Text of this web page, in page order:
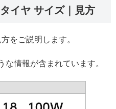
イヤ サイズ｜見方
をご説明します。
な情報が含まれています。